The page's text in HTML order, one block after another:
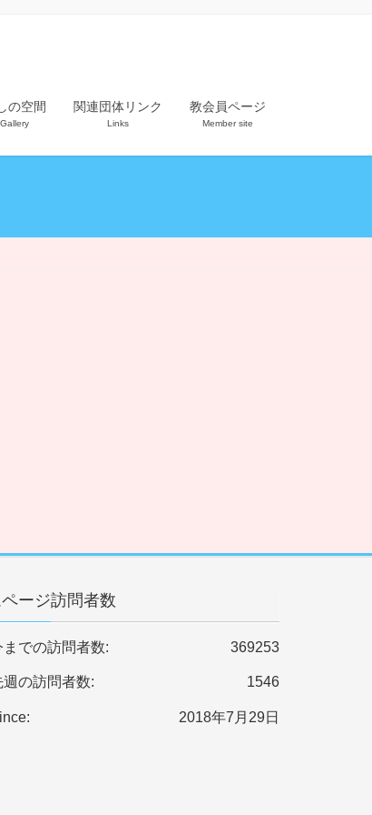
の空間
Gallery
関連団体リンク
Links
教会員ページ
Member site
ージ訪問者数
369253
までの訪問者数:
1546
週の訪問者数:
2018年7月29日